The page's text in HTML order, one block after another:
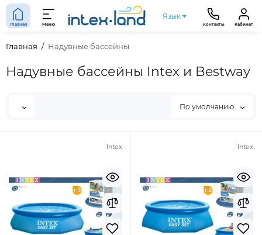
Главная Меню
Язык
Контакты Кабинет
Главная Надувные бассейны
Надувные бассейны Intex и Bestway
По умолчанию
Intex Intex